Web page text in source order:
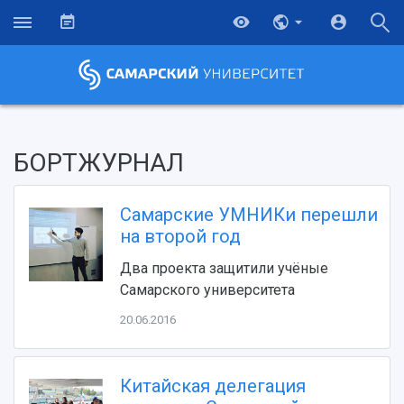
БОРТЖУРНАЛ
Самарские УМНИКи перешли
на второй год
Два проекта защитили учёные
Самарского университета
20.06.2016
Китайская делегация